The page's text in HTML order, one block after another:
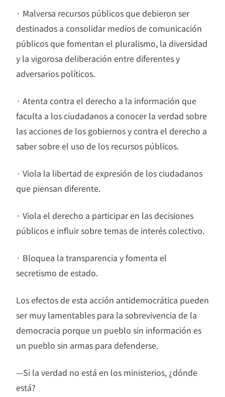
· Malversa recursos públicos que debieron ser
destinados a consolidar medios de comunicación
públicos que fomentan el pluralismo, la diversidad
y la vigorosa deliberación entre diferentes y
adversarios políticos.
· Atenta contra el derecho a la información que
faculta a los ciudadanos a conocer la verdad sobre
las acciones de los gobiernos y contra el derecho a
saber sobre el uso de los recursos públicos.
· Viola la libertad de expresión de los ciudadanos
que piensan diferente.
· Viola el derecho a participar en las decisiones
públicos e influir sobre temas de interés colectivo.
· Bloquea la transparencia y fomenta el
secretismo de estado.
Los efectos de esta acción antidemocrática pueden
ser muy lamentables para la sobrevivencia de la
democracia porque un pueblo sin información es
un pueblo sin armas para defenderse.
—Si la verdad no está en los ministerios, ¿dónde
está?